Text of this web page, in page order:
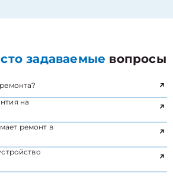
задаваемые вопросы
на
ремонт в